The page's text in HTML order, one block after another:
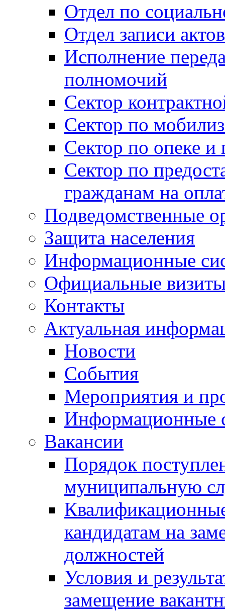
Отдел по
Отдел записи
Исполнение
полномочий
Сектор
Сектор по
Сектор по опеке и
Сектор по
гражданам на
Подведомственные
Защита населения
Информационные
Официальные
Контакты
Актуальная
Новости
События
Мероприятия и
Информационные
Вакансии
Порядок
муниципальную
кандидатам на
должностей
Условия и
замещение